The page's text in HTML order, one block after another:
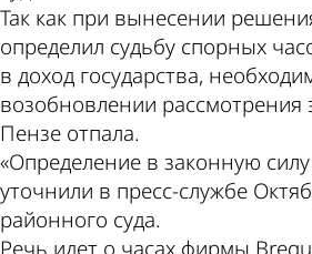
Так как при вынесении
определил судьбу спорных
в доход государства,
возобновлении рассмотрения
Пензе отпала.
«Определение в законную
уточнили в пресс-службе
районного суда.